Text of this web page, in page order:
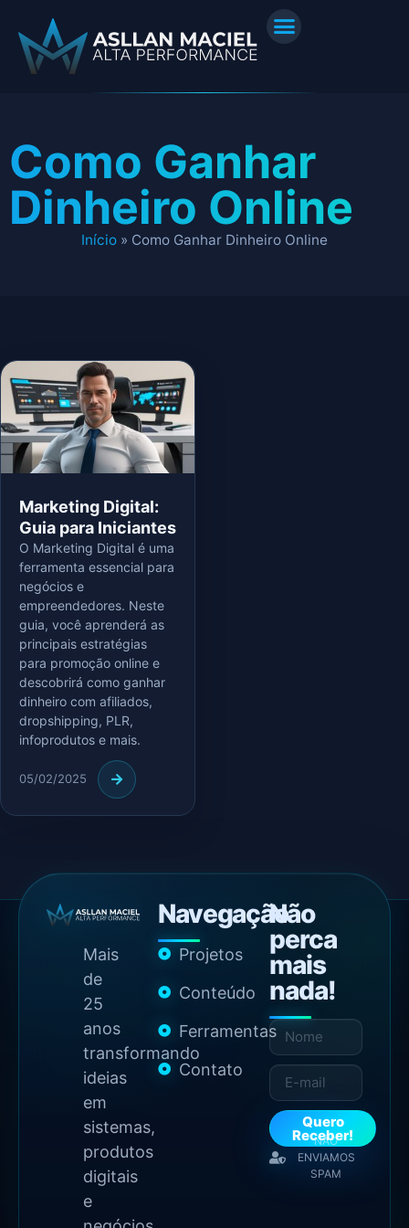
Como Ganhar
Dinheiro Online
Início » Como Ganhar Dinheiro Online
Marketing Digital:
Guia para Iniciantes
O Marketing Digital é uma
ferramenta essencial para
negócios e
empreendedores. Neste
guia, você aprenderá as
principais estratégias
para promoção online e
descobrirá como ganhar
dinheiro com afiliados,
dropshipping, PLR,
infoprodutos e mais.
05/02/2025
Mais
de
25
anos
transformando
ideias
em
sistemas,
produtos
digitais
e
Navegação
Projetos
Conteúdo
Ferramentas
Contato
Não
perca
mais
nada!
Quero
Receber!
NÃO
ENVIAMOS
SPAM